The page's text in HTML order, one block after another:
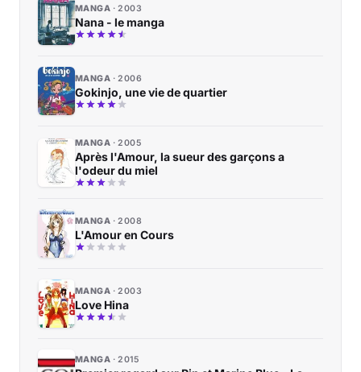
MANGA 2003
Nana - le manga
MANGA 2006
Gokinjo, une vie de quartier
MANGA 2005
Après l'Amour, la sueur des garçons a
l'odeur du miel
MANGA 2008
L'Amour en Cours
MANGA 2003
Love Hina
MANGA 2015